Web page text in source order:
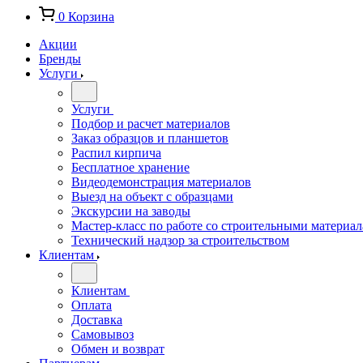
0 Корзина
Акции
Бренды
Услуги
Услуги
Подбор и расчет материалов
Заказ образцов и планшетов
Распил кирпича
Бесплатное хранение
Видеодемонстрация материалов
Выезд на объект с образцами
Экскурсии на заводы
Мастер-класс по работе со строительными
Технический надзор за строительством
Клиентам
Клиентам
Оплата
Доставка
Самовывоз
Обмен и возврат